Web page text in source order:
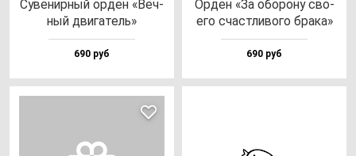
Суве­нир­ный ор­ден «Веч­
ный дви­га­тель»
690 руб
Орден «За обо­ро­ну сво­
его счас­тли­во­го бра­ка»
690 руб